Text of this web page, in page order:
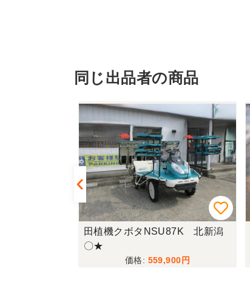
同じ出品者の商品
田植機クボタNSU87K 北新潟
〇★
559,900